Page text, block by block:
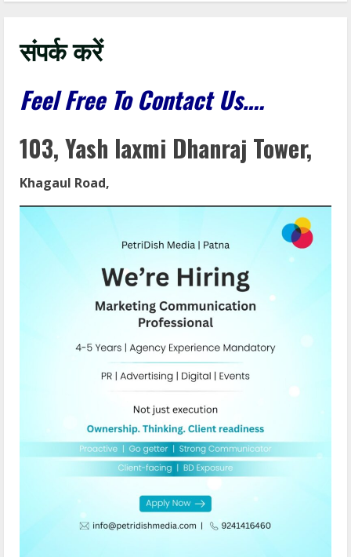
संपर्क करें
Feel Free To Contact Us….
103, Yash laxmi Dhanraj Tower,
Khagaul Road,